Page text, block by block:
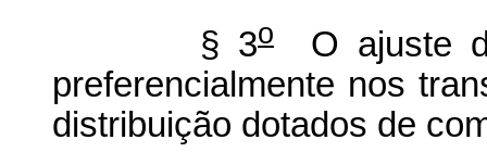
§ 3o
O ajuste
preferencialmente nos
distribuição dotados de